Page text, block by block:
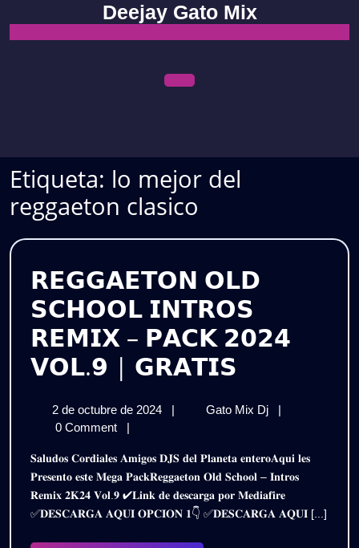
content
Deejay Gato Mix
Etiqueta: lo mejor del
reggaeton clasico
𝗥𝗘𝗚𝗚𝗔𝗘𝗧𝗢𝗡 𝗢𝗟𝗗
𝗦𝗖𝗛𝗢𝗢𝗟 𝗜𝗡𝗧𝗥𝗢𝗦
𝗥𝗘𝗠𝗜𝗫 – 𝗣𝗔𝗖𝗞 𝟮𝟬𝟮𝟰
𝗩𝗢𝗟.𝟵 | 𝗚𝗥𝗔𝗧𝗜𝗦
𝗦𝗖𝗛𝗢𝗢𝗟
𝗜𝗡𝗧𝗥𝗢𝗦
𝗥𝗘𝗠𝗜𝗫
–
2 de octubre de 2024
de
2024
| Gato Mix Dj
𝗥𝗘𝗚𝗚𝗔𝗘𝗧𝗢𝗡
𝗜𝗡𝗧𝗥𝗢𝗦
𝗥𝗘𝗠𝗜𝗫
–
𝗣𝗔𝗖𝗞
|
0 Comment
|
𝐒𝐚𝐥𝐮𝐝𝐨𝐬 𝐂𝐨𝐫𝐝𝐢𝐚𝐥𝐞𝐬 𝐀𝐦𝐢𝐠𝐨𝐬 𝐃𝐉𝐒 𝐝𝐞𝐥 𝐏𝐥𝐚𝐧𝐞𝐭𝐚 𝐞𝐧𝐭𝐞𝐫𝐨𝐀𝐪𝐮𝐢 𝐥𝐞𝐬
𝐏𝐫𝐞𝐬𝐞𝐧𝐭𝐨 𝐞𝐬𝐭𝐞 𝐌𝐞𝐠𝐚 𝐏𝐚𝐜𝐤𝐑𝐞𝐠𝐠𝐚𝐞𝐭𝐨𝐧 𝐎𝐥𝐝 𝐒𝐜𝐡𝐨𝐨𝐥 – 𝐈𝐧𝐭𝐫𝐨𝐬
𝐑𝐞𝐦𝐢𝐱 𝟐𝐊𝟐𝟒 𝐕𝐨𝐥.𝟗 ✔𝐋𝐢𝐧𝐤 𝐝𝐞 𝐝𝐞𝐬𝐜𝐚𝐫𝐠𝐚 𝐩𝐨𝐫 𝐌𝐞𝐝𝐢𝐚𝐟𝐢𝐫𝐞
✅𝐃𝐄𝐒𝐂𝐀𝐑𝐆𝐀 𝐀𝐐𝐔𝐈 𝐎𝐏𝐂𝐈𝐎𝐍 𝟏👇 ✅𝐃𝐄𝐒𝐂𝐀𝐑𝐆𝐀 𝐀𝐐𝐔𝐈 [...]